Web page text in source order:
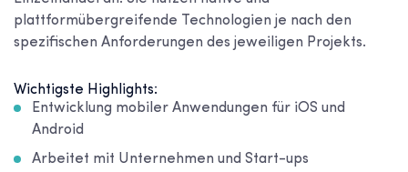
plattformübergreifende Technologien je nach den
spezifischen Anforderungen des jeweiligen Projekts.
Wichtigste Highlights:
Entwicklung mobiler Anwendungen für iOS und
Android
Arbeitet mit Unternehmen und Start-ups